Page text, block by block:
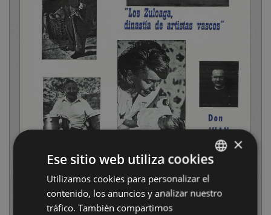
BASQUE
SPANISH
×
Ese sitio web utiliza cookies
Utilizamos cookies para personalizar el
contenido, los anuncios y analizar nuestro
tráfico. También compartimos